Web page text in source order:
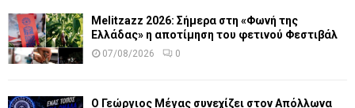
Melitzazz 2026: Σήμερα στη «Φωνή της
Ελλάδας» η αποτίμηση του φετινού Φεστιβάλ
07/08/2026 0
Ο Γεώργιος Μέγας συνεχίζει στον Απόλλωνα